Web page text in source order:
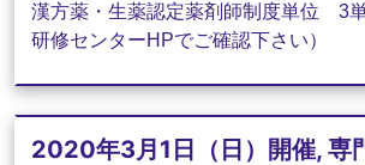
漢方薬・生薬認定薬剤師制度単位 3
研修センターHPでご確認下さい）
2020年3月1日（日）開催, 専